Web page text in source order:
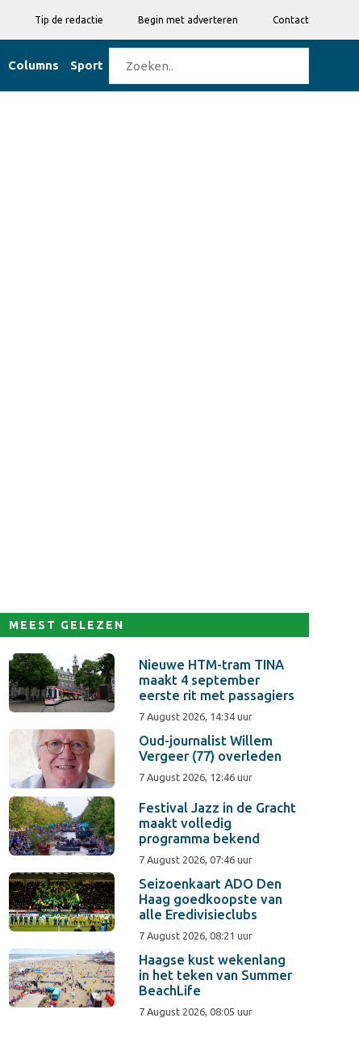
Tip de redactie Begin met adverteren Contact
Columns Sport
MEEST GELEZEN
Nieuwe HTM-tram TINA
maakt 4 september
eerste rit met passagiers
7 August 2026, 14:34 uur
Oud-journalist Willem
Vergeer (77) overleden
7 August 2026, 12:46 uur
Festival Jazz in de Gracht
maakt volledig
programma bekend
7 August 2026, 07:46 uur
Seizoenkaart ADO Den
Haag goedkoopste van
alle Eredivisieclubs
7 August 2026, 08:21 uur
Haagse kust wekenlang
in het teken van Summer
BeachLife
7 August 2026, 08:05 uur